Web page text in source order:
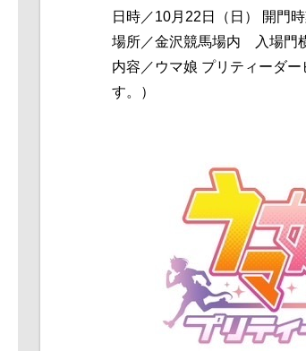
日時／10月 22 日（日） 開門
場所／金沢競馬場内 入場門
内容／ウマ娘 プリティーダ
す。）